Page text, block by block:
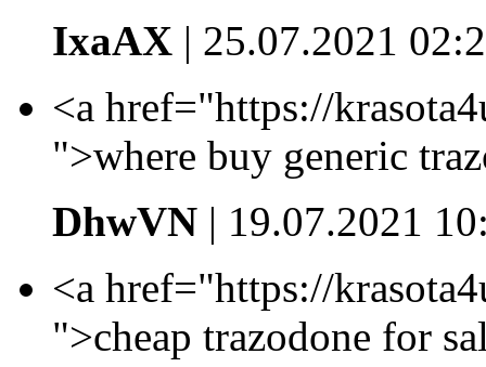
IxaAX | 25.07.2021
<a href="https://
">where buy generic
DhwVN | 19.07.2021
<a href="https://
">cheap trazodone for